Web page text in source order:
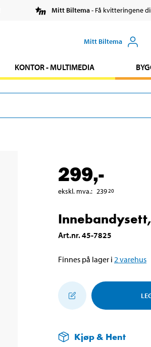
Mitt Biltema- Få kvitteringene
Mitt Biltema
KONTOR - MULTIMEDIA
299,-
ekskl. mva.: 239 20
Art.nr.45-7825
Finnes på lager i 2varehus
Kjøp & Hent